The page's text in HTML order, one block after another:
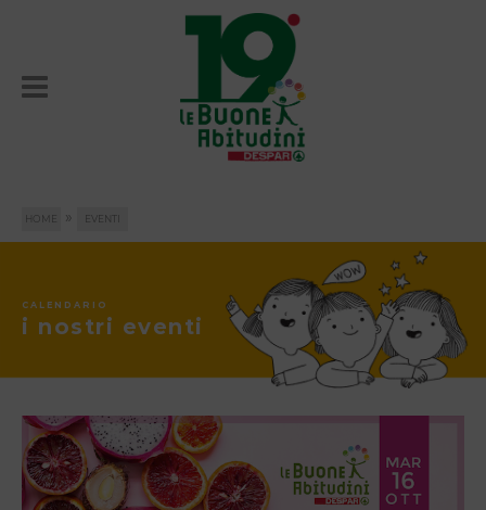
HOME »
CALENDARIO
i nostri eventi